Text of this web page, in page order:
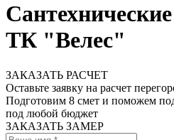
ТК "Велес"
ЗАКАЗАТЬ РАСЧЕТ
Оставьте заявку на расчет
Подготовим 8 смет и поможем
под любой бюджет
ЗАКАЗАТЬ ЗАМЕР